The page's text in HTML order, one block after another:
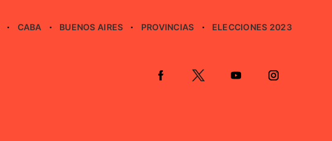
CABA BUENOS AIRES PROVINCIAS ELECCIONES 2023